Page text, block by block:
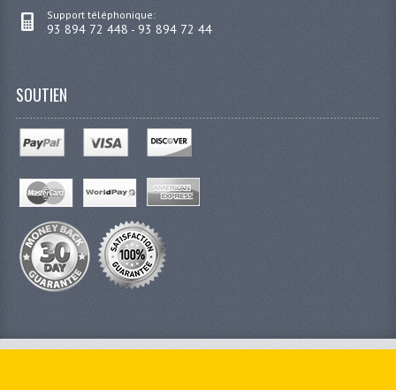
Support téléphonique:
93 894 72 448 - 93 894 72 44
SOUTIEN